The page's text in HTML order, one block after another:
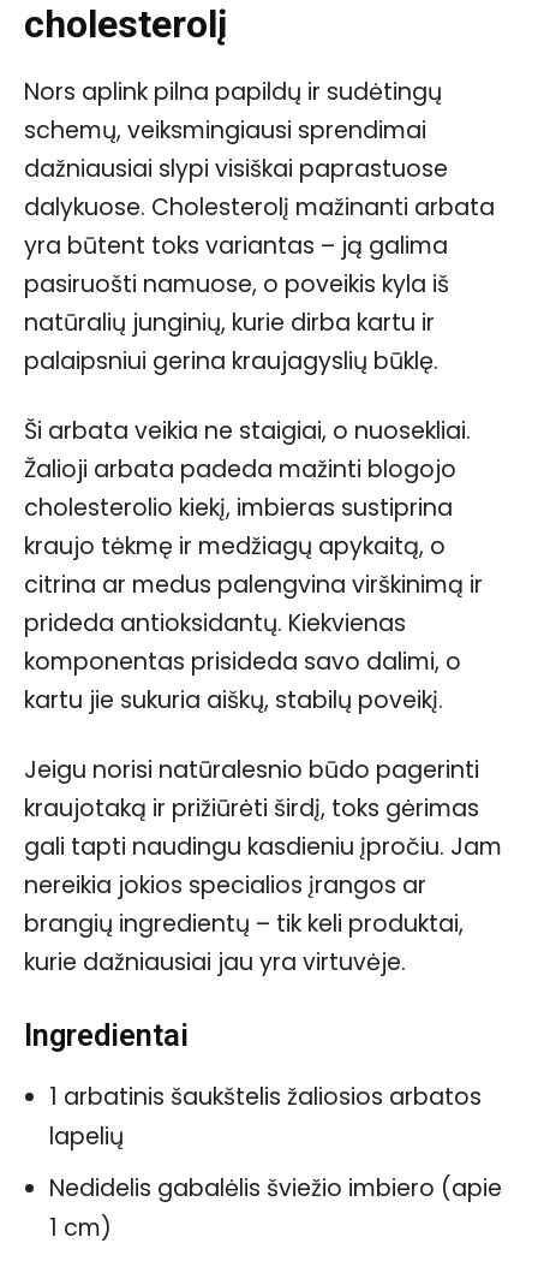
cholesterolį
Nors aplink pilna papildų ir sudėtingų
schemų, veiksmingiausi sprendimai
dažniausiai slypi visiškai paprastuose
dalykuose. Cholesterolį mažinanti arbata
yra būtent toks variantas – ją galima
pasiruošti namuose, o poveikis kyla iš
natūralių junginių, kurie dirba kartu ir
palaipsniui gerina kraujagyslių būklę.
Ši arbata veikia ne staigiai, o nuosekliai.
Žalioji arbata padeda mažinti blogojo
cholesterolio kiekį, imbieras sustiprina
kraujo tėkmę ir medžiagų apykaitą, o
citrina ar medus palengvina virškinimą ir
prideda antioksidantų. Kiekvienas
komponentas prisideda savo dalimi, o
kartu jie sukuria aiškų, stabilų poveikį.
Jeigu norisi natūralesnio būdo pagerinti
kraujotaką ir prižiūrėti širdį, toks gėrimas
gali tapti naudingu kasdieniu įpročiu. Jam
nereikia jokios specialios įrangos ar
brangių ingredientų – tik keli produktai,
kurie dažniausiai jau yra virtuvėje.
Ingredientai
1 arbatinis šaukštelis žaliosios arbatos
lapelių
Nedidelis gabalėlis šviežio imbiero (apie
1 cm)